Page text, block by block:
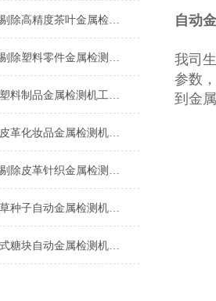
自动翻版剔除高精度茶叶金属检测机厂家
自动推杆剔除塑料零件金属检测机操作简单
自动剔除塑料制品金属检测机工厂生产
自动剔除皮革化妆品金属检测机支持定制
自动翻版剔除皮革针织金属检测机生产厂家
高精度烟草种子自动金属检测机设备
皮带输送式糖块自动金属检测机厂家
自动
我司
参数
到金